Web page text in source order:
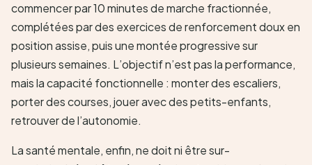
commencer par 10 minutes de marche fractionnée,
complétées par des exercices de renforcement doux en
position assise, puis une montée progressive sur
plusieurs semaines. L’objectif n’est pas la performance,
mais la capacité fonctionnelle : monter des escaliers,
porter des courses, jouer avec des petits-enfants,
retrouver de l’autonomie.
La santé mentale, enfin, ne doit ni être sur-